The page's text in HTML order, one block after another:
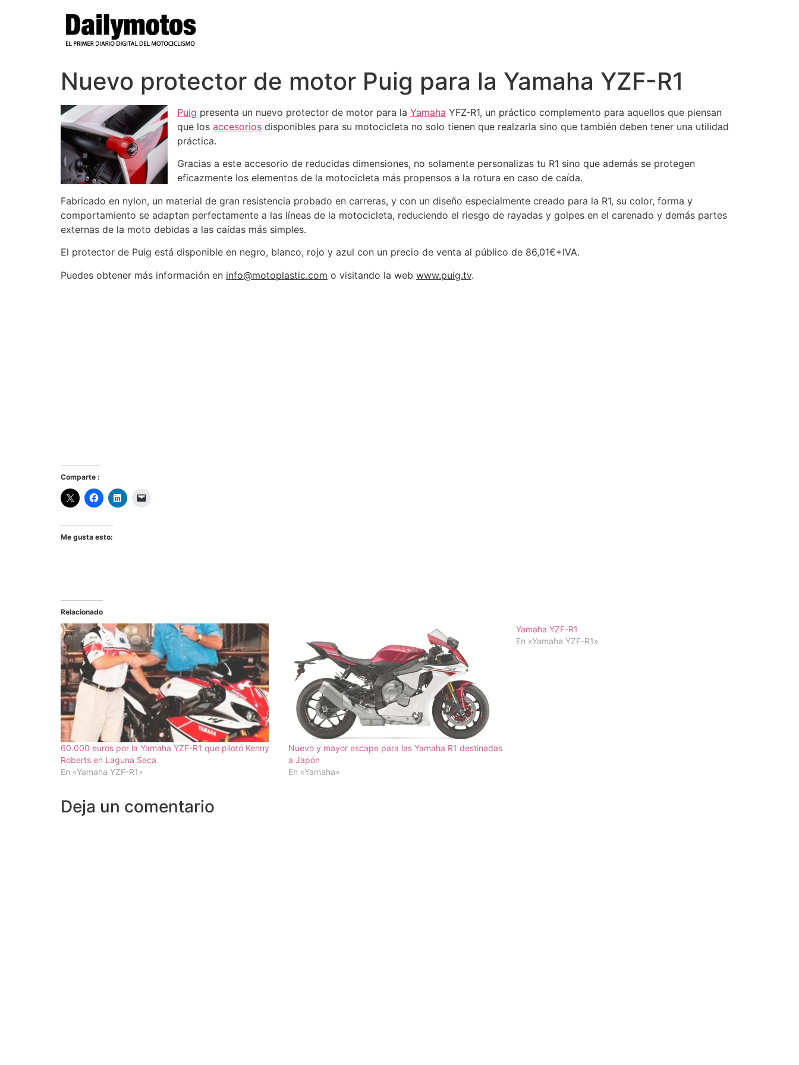
Nuevo protector de motor Puig para la Yamaha YZF-R1
Puig presenta un nuevo protector de motor para la Yamaha YFZ-R1, un práctico complemento para aquellos que piensan
que los accesorios disponibles para su motocicleta no solo tienen que realzarla sino que también deben tener una utilidad
práctica.
Gracias a este accesorio de reducidas dimensiones, no solamente personalizas tu R1 sino que además se protegen
eficazmente los elementos de la motocicleta más propensos a la rotura en caso de caída.
Fabricado en nylon, un material de gran resistencia probado en carreras, y con un diseño especialmente creado para la R1, su color, forma y
comportamiento se adaptan perfectamente a las líneas de la motocicleta, reduciendo el riesgo de rayadas y golpes en el carenado y demás partes
externas de la moto debidas a las caídas más simples.
El protector de Puig está disponible en negro, blanco, rojo y azul con un precio de venta al público de 86,01€+IVA.
Puedes obtener más información en info@motoplastic.com o visitando la web www.puig.tv.
Comparte :
Me gusta esto:
Relacionado
60.000 euros por la Yamaha YZF-R1 que pilotó Kenny
Roberts en Laguna Seca
En «Yamaha YZF-R1»
Nuevo y mayor escape para las Yamaha R1 destinadas
a Japón
En «Yamaha»
Yamaha YZF-R1
En «Yamaha YZF-R1»
Deja un comentario